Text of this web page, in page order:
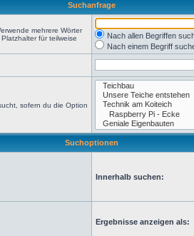
Suchanfrage
mehrere Wörter
für teilweise
Nach allen Begriffen
Nach einem Begriff
sofern du die Option
Suchoptionen
Innerhalb suchen:
Ergebnisse anzeigen als: